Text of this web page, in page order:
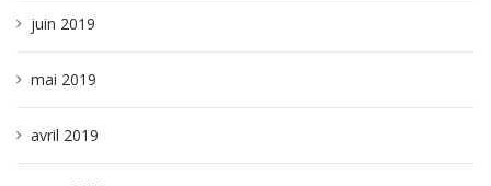
juin 2019
mai 2019
avril 2019